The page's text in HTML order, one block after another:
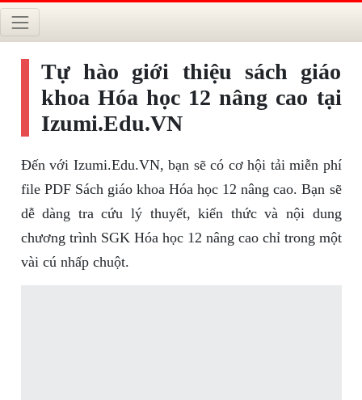
Tự hào giới thiệu sách giáo
khoa Hóa học 12 nâng cao tại
Izumi.Edu.VN
Đến với Izumi.Edu.VN, bạn sẽ có cơ hội tải miễn phí
file PDF Sách giáo khoa Hóa học 12 nâng cao. Bạn sẽ
dễ dàng tra cứu lý thuyết, kiến thức và nội dung
chương trình SGK Hóa học 12 nâng cao chỉ trong một
vài cú nhấp chuột.